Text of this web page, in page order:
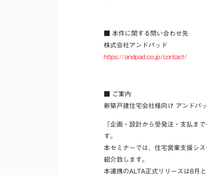
■ 本件に関する問い合わせ先
株式会社アンドパッド
https://andpad.co.jp/contact/
■ ご案内
新築戸建住宅会社様向け アンドパ
「企画・設計から受発注・支払ま
す。
本セミナーでは、住宅営業支援シ
紹介致します。
本連携のALTA正式リリースは8月